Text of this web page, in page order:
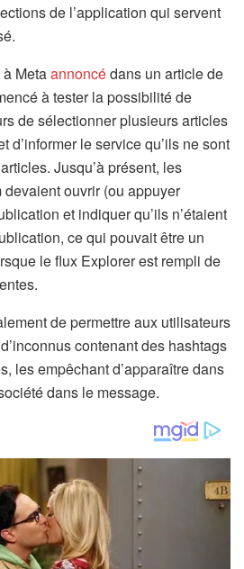
de l’application qui servent
Metaannoncédans un article de
à tester la possibilité de
de sélectionner plusieurs articles
d’informer le service qu’ils ne sont
Jusqu’à présent, les
devaient ouvrir (ou appuyer
et indiquer qu’ils n’étaient
ce qui pouvait être un
le flux Explorer est rempli de
de permettre aux utilisateurs
contenant des hashtags
les empêchant d’apparaître dans
dans le message.